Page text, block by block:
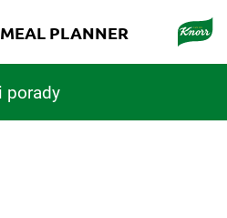
porady
MEAL PLANNER